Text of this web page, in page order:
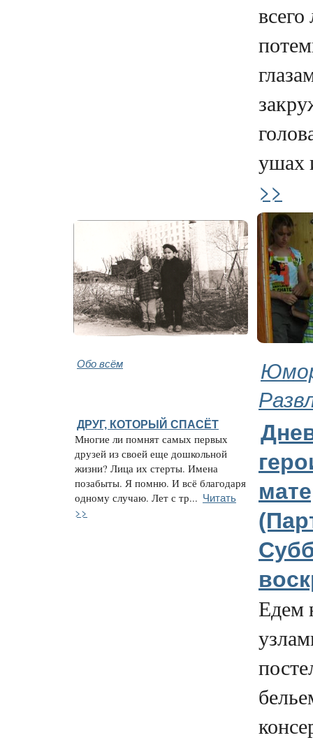
ушах
>>
Обо всём
ДРУГ, КОТОРЫЙ СПАСЁТ
Многие ли помнят самых первых
друзей из своей еще дошкольной
жизни? Лица их стерты. Имена
позабыты. Я помню. И всё благодаря
одному случаю. Лет с тр... Читать
>>
Едем